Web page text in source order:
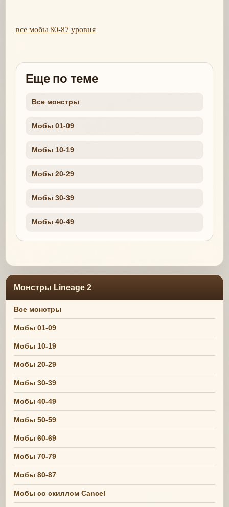
все мобы 80-87 уровня
Еще по теме
Все монстры
Мобы 01-09
Мобы 10-19
Мобы 20-29
Мобы 30-39
Мобы 40-49
Монстры Lineage 2
Все монстры
Мобы 01-09
Мобы 10-19
Мобы 20-29
Мобы 30-39
Мобы 40-49
Мобы 50-59
Мобы 60-69
Мобы 70-79
Мобы 80-87
Мобы со скиллом Cancel